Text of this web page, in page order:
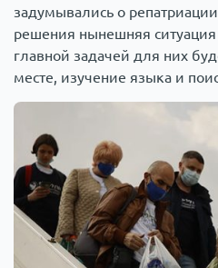
задумывались о
решения нынешняя
главной задачей для них
месте, изучение языка и